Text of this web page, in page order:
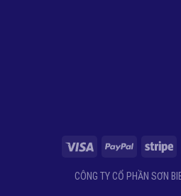
CÔNG TY CỔ PHẦN SƠN